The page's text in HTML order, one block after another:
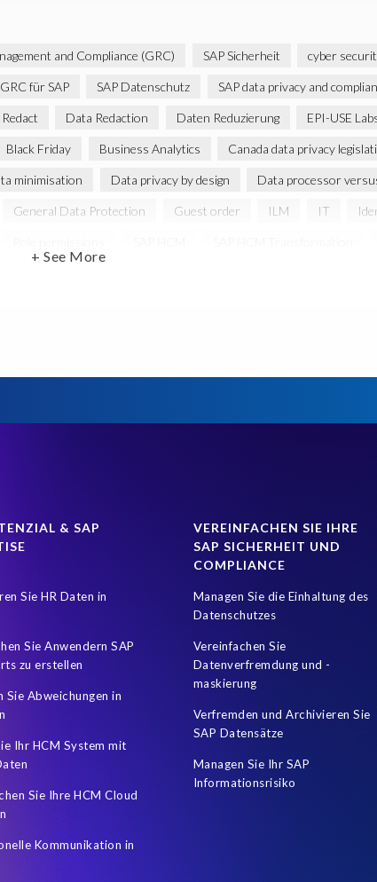
and Compliance (GRC) SAP Sicherheit cyber
GRC für SAP SAP Datenschutz SAP data privacy and
Data Redaction Daten Reduzierung EPI-USE
Black Friday Business Analytics Canada data privacy
minimisation Data privacy by design Data processor
General Data Protection Guest order ILM IT
+ See More
& SAP
Sie HR Daten in
Sie Anwendern SAP
zu erstellen
Sie Abweichungen in
Ihr HCM System mit
Sie Ihre HCM Cloud
Kommunikation in
VEREINFACHEN SIE IHRE
SAP SICHERHEIT UND
COMPLIANCE
Managen Sie die Einhaltung des
Datenschutzes
Vereinfachen Sie
Datenverfremdung und -
maskierung
Verfremden und Archivieren Sie
SAP Datensätze
Managen Sie Ihr SAP
Informationsrisiko